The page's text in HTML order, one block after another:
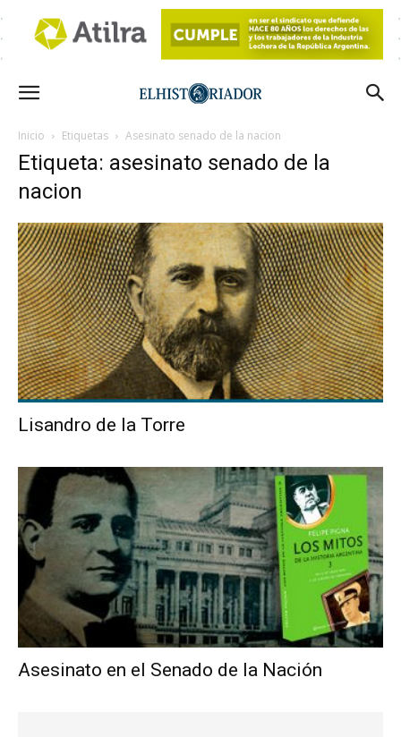
Inicio Etiquetas Asesinato senado de la nacion
Etiqueta: asesinato senado de la
nacion
Lisandro de la Torre
Asesinato en el Senado de la Nación